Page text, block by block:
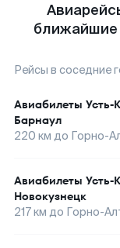
ближайшие
Рейсы в соседние
Авиабилеты Усть-
Барнаул
220 км до Горно-
Авиабилеты Усть-
Новокузнецк
217км до Горно-